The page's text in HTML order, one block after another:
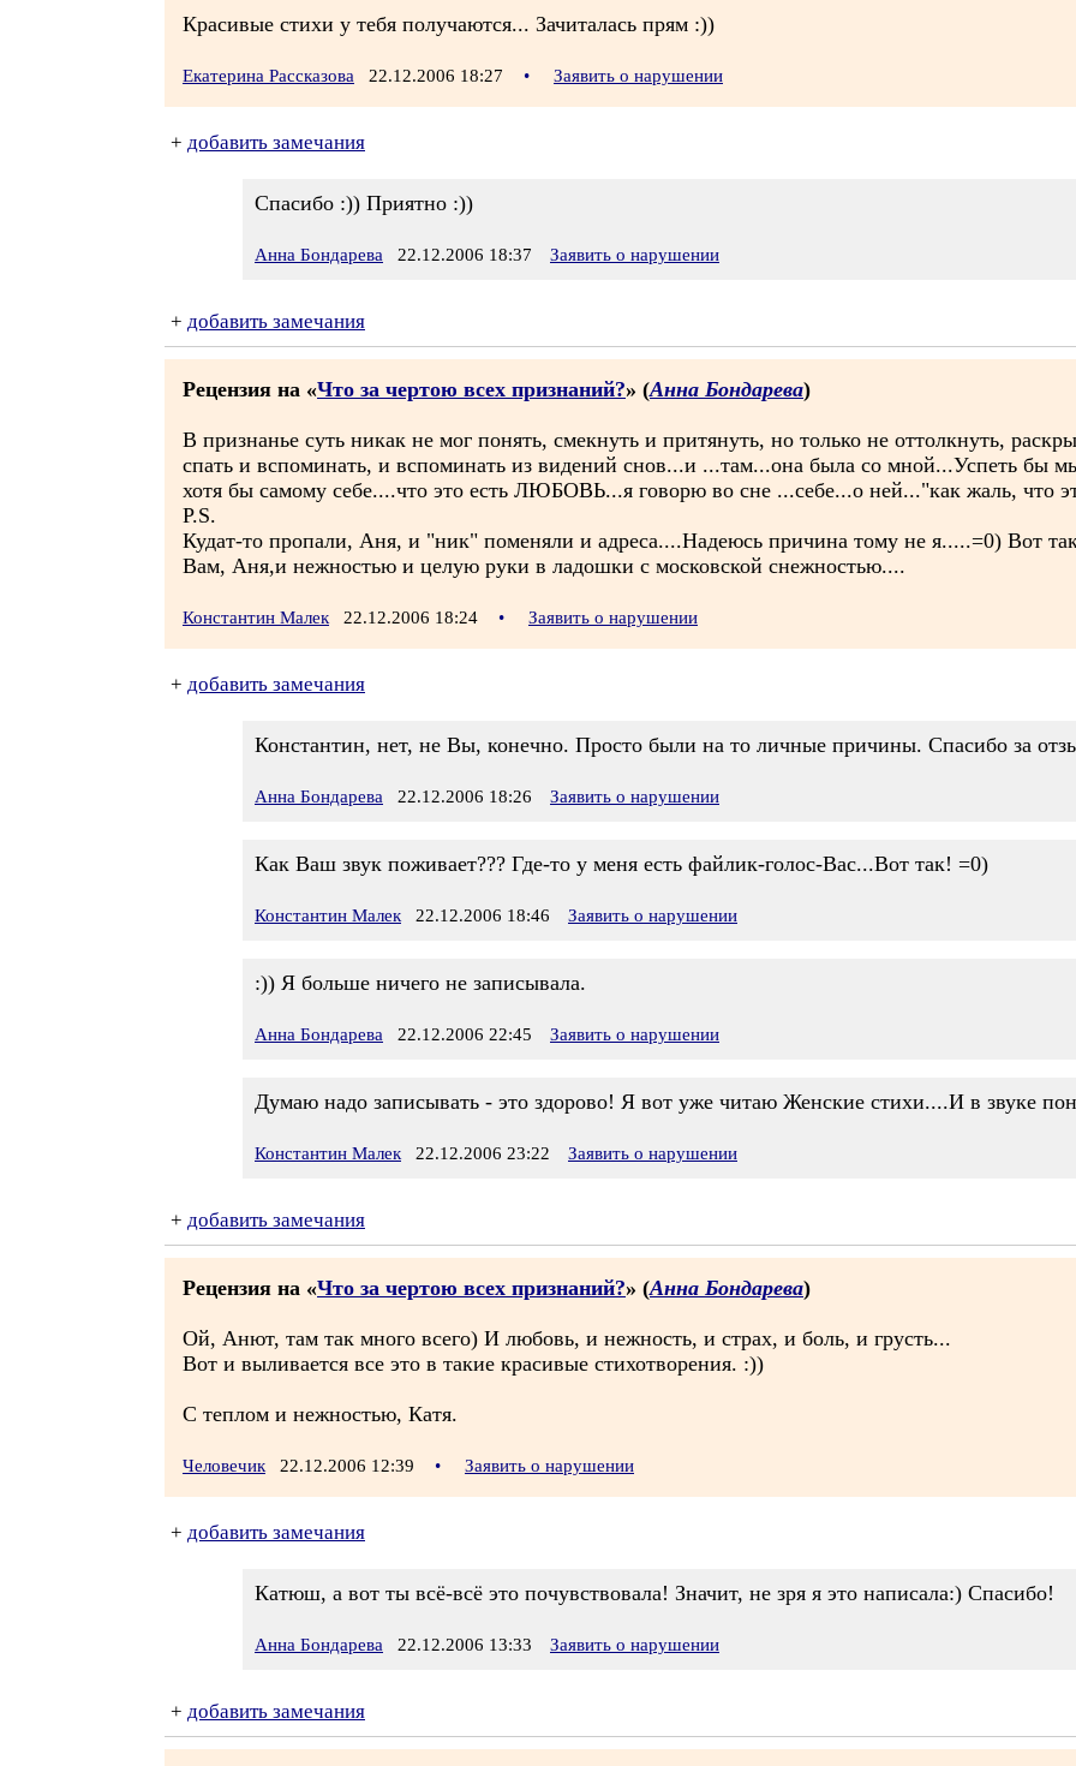
Красивые стихи у тебя получаются... Зачиталась прям :))
Екатерина Рассказова 22.12.2006 18:27 • Заявить о нарушении
+ добавить замечания
Спасибо :)) Приятно :))
Анна Бондарева 22.12.2006 18:37 Заявить о нарушении
+ добавить замечания
Рецензия на «Что за чертою всех признаний?» (Анна Бондарева)
В признанье суть никак не мог понять, смекнуть и притянуть, но только не оттолкнуть,
спать и вспоминать, и вспоминать из видений снов...и ...там...она была со мной...Успеть бы
хотя бы самому себе....что это есть ЛЮБОВЬ...я говорю во сне ...себе...о ней..."как жаль, что
P.S.
Кудат-то пропали, Аня, и "ник" поменяли и адреса....Надеюсь причина тому не я.....=0) Вот
Вам, Аня,и нежностью и целую руки в ладошки с московской снежностью....
Константин Малек 22.12.2006 18:24 • Заявить о нарушении
+ добавить замечания
Константин, нет, не Вы, конечно. Просто были на то личные причины. Спасибо за
Анна Бондарева 22.12.2006 18:26 Заявить о нарушении
Как Ваш звук поживает??? Где-то у меня есть файлик-голос-Вас...Вот так! =0)
Константин Малек 22.12.2006 18:46 Заявить о нарушении
:)) Я больше ничего не записывала.
Анна Бондарева 22.12.2006 22:45 Заявить о нарушении
Думаю надо записывать - это здорово! Я вот уже читаю Женские стихи....И в звуке
Константин Малек 22.12.2006 23:22 Заявить о нарушении
+ добавить замечания
Рецензия на «Что за чертою всех признаний?» (Анна Бондарева)
Ой, Анют, там так много всего) И любовь, и нежность, и страх, и боль, и грусть...
Вот и выливается все это в такие красивые стихотворения. :))
С теплом и нежностью, Катя.
Человечик 22.12.2006 12:39 • Заявить о нарушении
+ добавить замечания
Катюш, а вот ты всё-всё это почувствовала! Значит, не зря я это написала:) Спасибо!
Анна Бондарева 22.12.2006 13:33 Заявить о нарушении
+ добавить замечания